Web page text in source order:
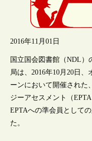
2016年11月01日
国立国会図書館（NDL）
局は、2016年10月20日、
ーンにおいて開催された
ジーアセスメント（
EPTAへの準会員として
た。